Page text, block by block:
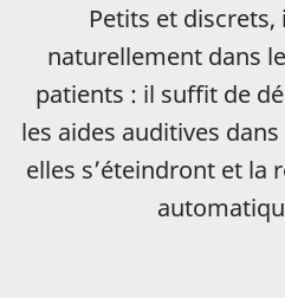
Petits et discrets,
naturellement dans
patients : il suffit de
les aides auditives
elles s’éteindront et la